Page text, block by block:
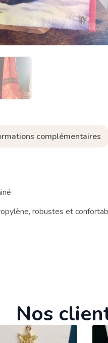
complémentaires
robustes et
Nos